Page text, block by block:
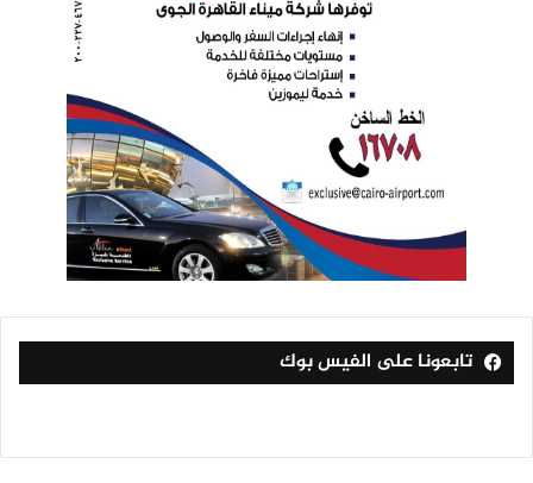
تابعونا على الفيس بوك